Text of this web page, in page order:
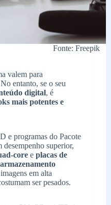
Fonte: Freepik
valem para
entanto, se o seu
digital, é
mais potentes e
e programas do Pacote
superior,
core e placas de
em alta
ser pesados.